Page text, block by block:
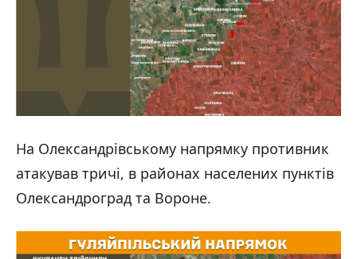
На Олександрівському напрямку противник
атакував тричі, в районах населених пунктів
Олександроград та Вороне.